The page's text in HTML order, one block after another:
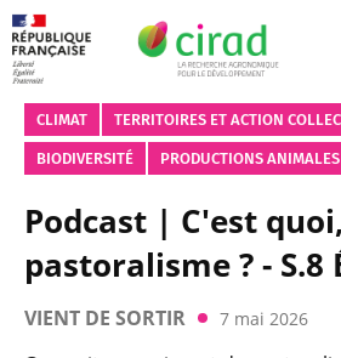
CLIMAT TERRITOIRES ET ACTION
BIODIVERSITÉ PRODUCTIONS ANIMALES
Podcast | C'est
pastoralisme ? - S.8
VIENT DE SORTIR 7 mai 2026